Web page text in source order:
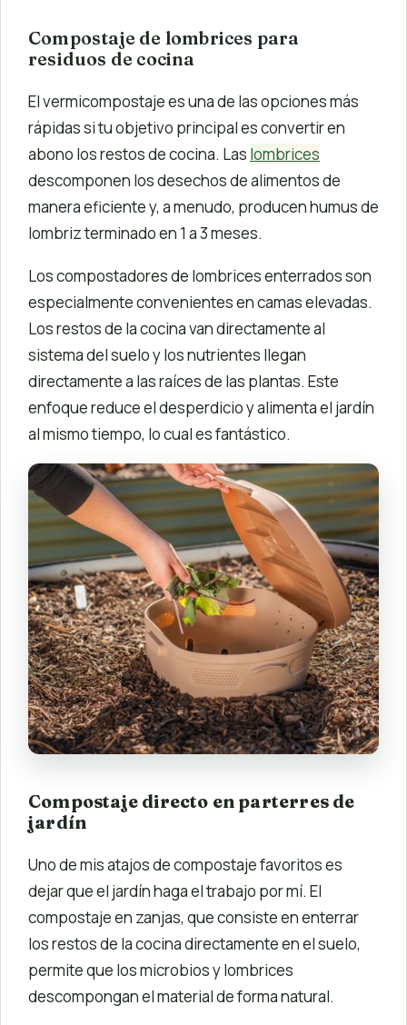
Compostaje de lombrices para
residuos de cocina
El vermicompostaje es una de las opciones más
rápidas si tu objetivo principal es convertir en
abono los restos de cocina. Las lombrices
descomponen los desechos de alimentos de
manera eficiente y, a menudo, producen humus de
lombriz terminado en 1 a 3 meses.
Los compostadores de lombrices enterrados son
especialmente convenientes en camas elevadas.
Los restos de la cocina van directamente al
sistema del suelo y los nutrientes llegan
directamente a las raíces de las plantas. Este
enfoque reduce el desperdicio y alimenta el jardín
al mismo tiempo, lo cual es fantástico.
Compostaje directo en parterres de
jardín
Uno de mis atajos de compostaje favoritos es
dejar que el jardín haga el trabajo por mí. El
compostaje en zanjas, que consiste en enterrar
los restos de la cocina directamente en el suelo,
permite que los microbios y lombrices
descompongan el material de forma natural.